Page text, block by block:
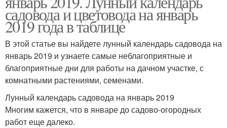
садовода и цветовода на январь
2019 года в таблице
В этой статье вы найдете лунный календарь садовода на
январь 2019 и узнаете самые неблагоприятные и
благоприятные дни для работы на дачном участке, с
комнатными растениями, семенами.
Лунный календарь садовода на январь 2019
Многим кажется, что в январе до садово-огородных
работ еще далеко.